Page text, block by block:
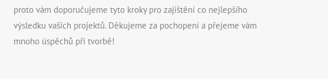
proto vám doporučujeme tyto kroky pro zajištění co nejlepšího
výsledku vašich projektů. Děkujeme za pochopení a přejeme vám
mnoho úspěchů při tvorbě!